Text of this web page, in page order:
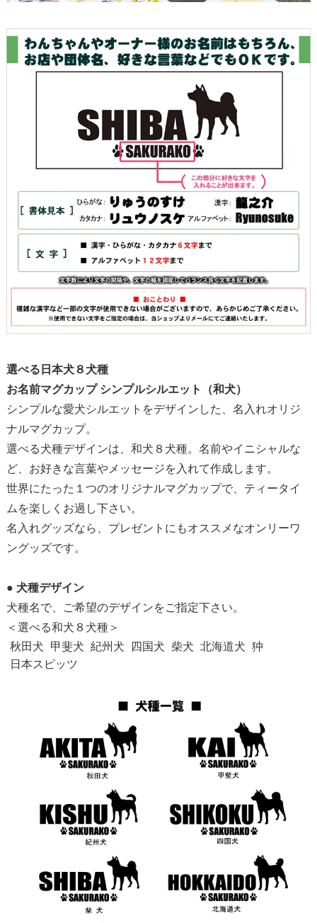
選べる日本犬８犬種
お名前マグカップ シンプルシルエット（和犬）
シンプルな愛犬シルエットをデザインした、名入れオリジ
ナルマグカップ。
選べる犬種デザインは、和犬８犬種。名前やイニシャルな
ど、お好きな言葉やメッセージを入れて作成します。
世界にたった１つのオリジナルマグカップで、ティータイ
ムを楽しくお過し下さい。
名入れグッズなら、プレゼントにもオススメなオンリーワ
ングッズです。
● 犬種デザイン
犬種名で、ご希望のデザインをご指定下さい。
＜選べる和犬８犬種＞
秋田犬
甲斐犬 紀州犬 四国犬 柴犬 北海道犬 狆
日本スピッツ